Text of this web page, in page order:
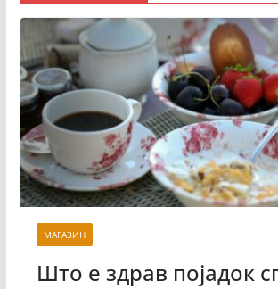
МАГАЗИН
Што е здрав појадок